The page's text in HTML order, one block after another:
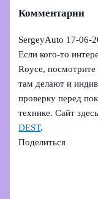
Комментарии
SergeyAuto 17-06-
Если кого-то
Royce,
там делают и
проверку перед
технике. Сайт
DEST.
Поделиться